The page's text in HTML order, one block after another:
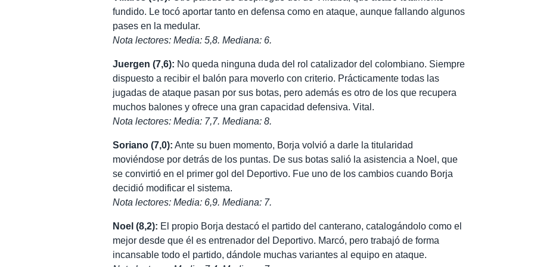
fundido. Le tocó aportar tanto en defensa como en ataque, aunque fallando algunos
pases en la medular.
Nota lectores: Media: 5,8. Mediana: 6.
Juergen (7,6): No queda ninguna duda del rol catalizador del colombiano. Siempre
dispuesto a recibir el balón para moverlo con criterio. Prácticamente todas las
jugadas de ataque pasan por sus botas, pero además es otro de los que recupera
muchos balones y ofrece una gran capacidad defensiva. Vital.
Nota lectores: Media: 7,7. Mediana: 8.
Soriano (7,0): Ante su buen momento, Borja volvió a darle la titularidad
moviéndose por detrás de los puntas. De sus botas salió la asistencia a Noel, que
se convirtió en el primer gol del Deportivo. Fue uno de los cambios cuando Borja
decidió modificar el sistema.
Nota lectores: Media: 6,9. Mediana: 7.
Noel (8,2): El propio Borja destacó el partido del canterano, catalogándolo como el
mejor desde que él es entrenador del Deportivo. Marcó, pero trabajó de forma
incansable todo el partido, dándole muchas variantes al equipo en ataque.